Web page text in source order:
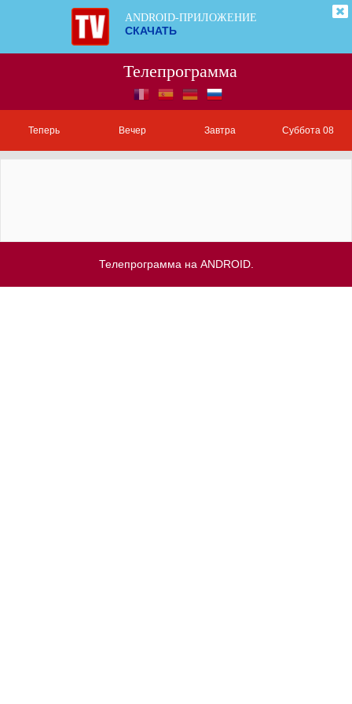
ANDROID-ПРИЛОЖЕНИЕ
СКАЧАТЬ
Телепрограмма
Теперь Вечер Завтра Суббота 08
Телепрограмма на ANDROID.